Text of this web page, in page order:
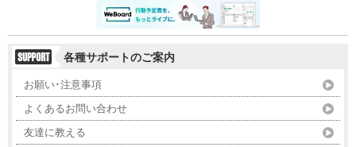
各種サポートのご案内
お願い･注意事項
よくあるお問い合わせ
友達に教える